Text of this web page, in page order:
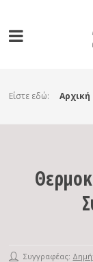
Είστε εδώ: Αρχική
Συγγραφέας: